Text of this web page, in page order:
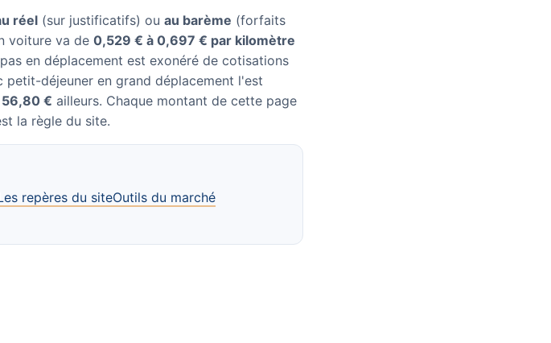
réel (sur justificatifs) ou au barème (forfaits
voiture va de 0,529 € à 0,697 € par kilomètre
en déplacement est exonéré de cotisations
petit-déjeuner en grand déplacement l'est
56,80 € ailleurs. Chaque montant de cette page
la règle du site.
repères du siteOutils du marché